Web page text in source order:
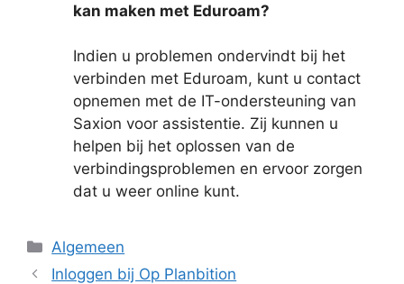
kan maken met Eduroam?
Indien u problemen ondervindt bij het
verbinden met Eduroam, kunt u contact
opnemen met de IT-ondersteuning van
Saxion voor assistentie. Zij kunnen u
helpen bij het oplossen van de
verbindingsproblemen en ervoor zorgen
dat u weer online kunt.
Categorieën
Algemeen
Inloggen bij Op Planbition